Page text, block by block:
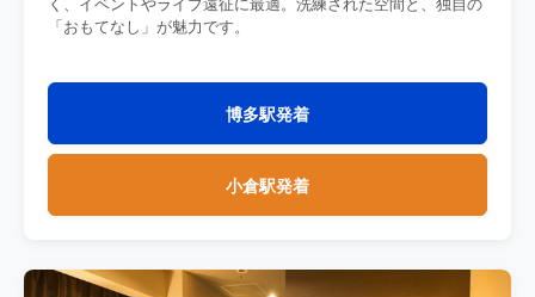
「おもてなし」が魅力です。
博多駅発着
小倉駅発着